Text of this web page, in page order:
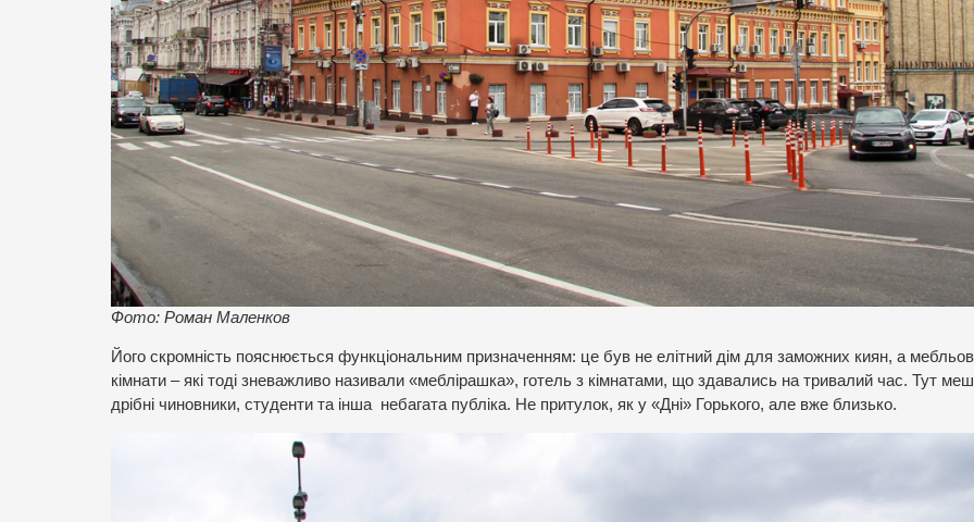
Фото: Роман Маленков
Його скромність пояснюється функціональним призначенням: це був не елітний дім для заможних киян, а
кімнати – які тоді зневажливо називали «меблірашка», готель з кімнатами, що здавались на тривалий час. Тут
дрібні чиновники, студенти та інша небагата публіка. Не притулок, як у «Дні» Горького, але вже близько.